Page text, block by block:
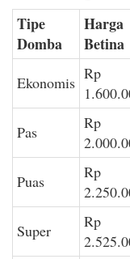
Tipe
Domba
Harga
Betina
Ekonomis Rp
Pas
Rp
Puas
Rp
Super
Rp